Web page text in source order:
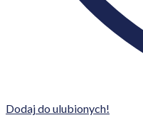
Dodaj do ulubionych!